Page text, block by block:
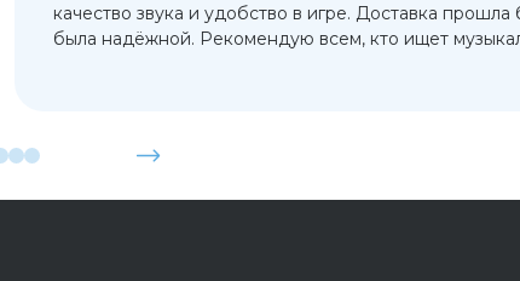
качество звука и удобство в игре. Доставка прошла
была надёжной. Рекомендую всем, кто ищет